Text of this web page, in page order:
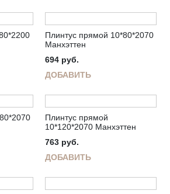
Плинтус прямой 10*80*2070
Манхэттен
694 руб.
ДОБАВИТЬ
Плинтус прямой
10*120*2070 Манхэттен
763 руб.
ДОБАВИТЬ